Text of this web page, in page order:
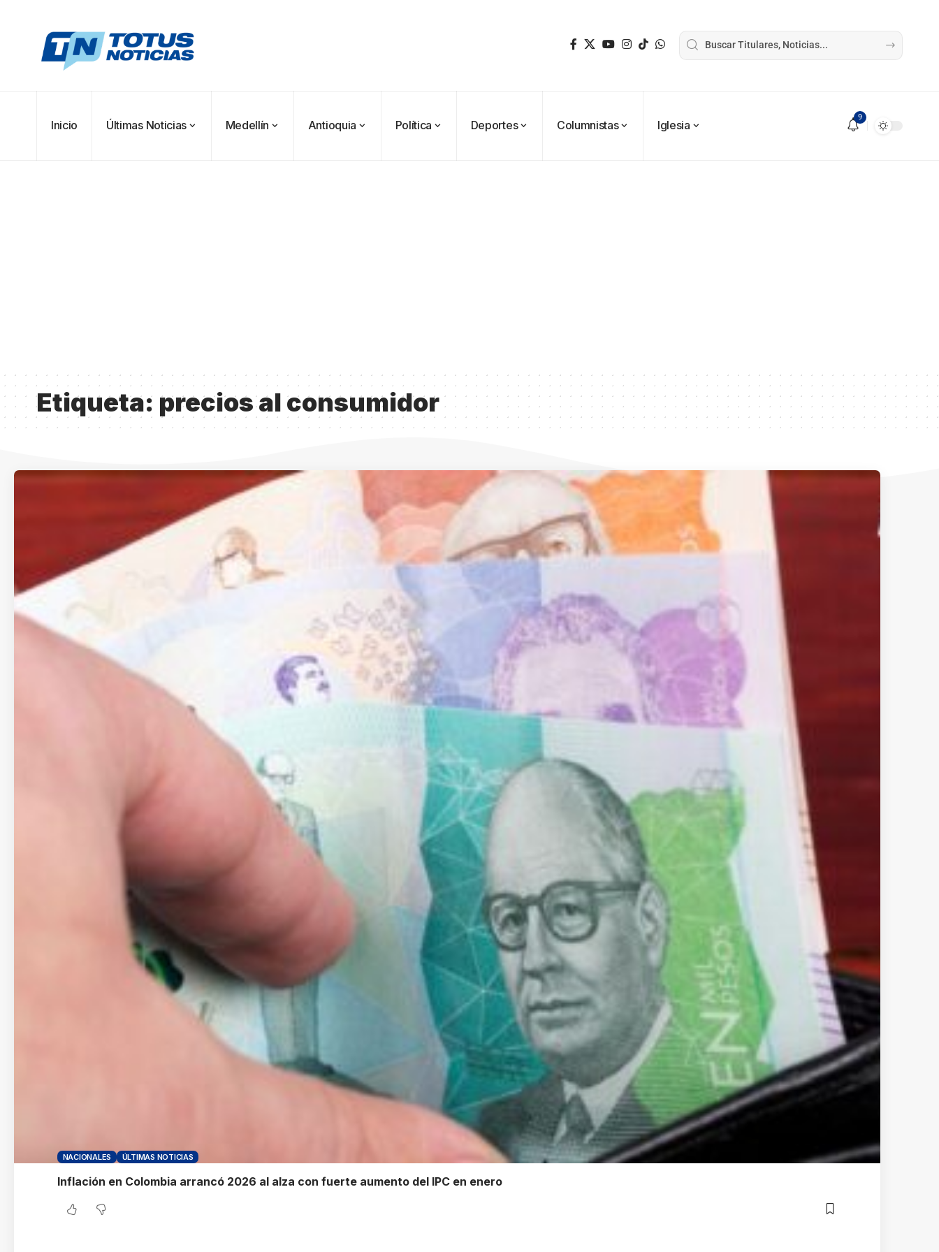
Inicio Últimas Noticias Medellín Antioquia Política Deportes Columnistas Iglesia
9
Etiqueta: precios al consumidor
NACIONALES ÚLTIMAS NOTICIAS
Inflación en Colombia arrancó 2026 al alza con fuerte aumento del IPC en enero